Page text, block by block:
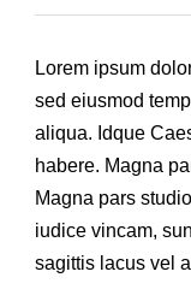
Lorem ipsum
sed eiusmod
aliqua. Idque
habere. Magna
Magna pars
iudice vincam,
sagittis lacus vel